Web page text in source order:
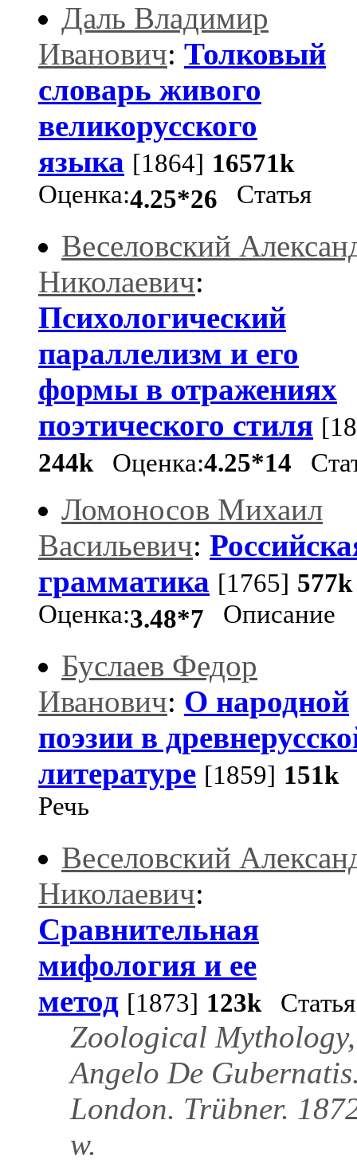
Даль Владимир
Иванович: Толковый
словарь живого
великорусского
языка [1864] 16571k
Оценка:4.25*26
Статья
Веселовский
Николаевич:
Психологический
параллелизм и его
формы в отражениях
поэтического стиля
244kОценка:4.25*14
Ломоносов Михаил
Васильевич:
грамматика [1765] 577k
Оценка:3.48*7
Описание
Буслаев Федор
Иванович: О народной
поэзии в
литературе [1859] 151k
Речь
Веселовский
Николаевич:
Сравнительная
мифология и ее
метод [1873] 123kСтатья
Zoological
Angelo De
London. Trübner.
w.